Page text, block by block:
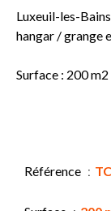
Luxeuil-les-
hangar / grange
Surface : 200 m2
Référence